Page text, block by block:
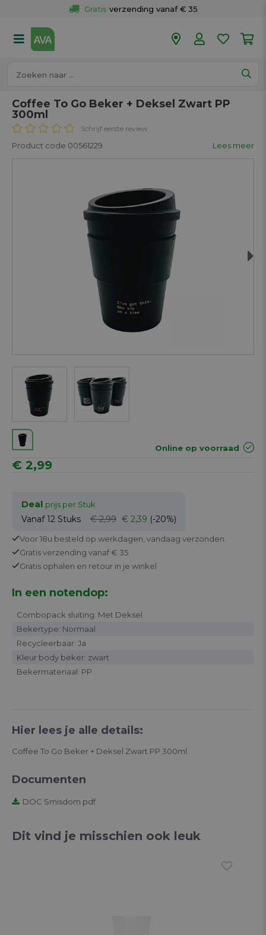
Gratis verzending vanaf € 35
50 winkels
Coffee To Go Beker + Deksel Zwart PP
300ml
Schrijf eerste review
Product code 00561229 Lees meer
Online op voorraad
€ 2,99
Deal prijs per Stuk
Vanaf 12 Stuks € 2,99 € 2,39 (-20%)
Voor 18u besteld op werkdagen, vandaag verzonden.
Gratisverzending vanaf € 35
Gratis ophalen en retour in je winkel
In een notendop:
Combopack sluiting: Met Deksel
Bekertype: Normaal
Recycleerbaar: Ja
Kleur body beker: zwart
Bekermateriaal: PP
Hier lees je alle details:
Coffee To Go Beker + Deksel Zwart PP 300ml
Documenten
DOC Smisdom.pdf
Dit vind je misschien ook leuk